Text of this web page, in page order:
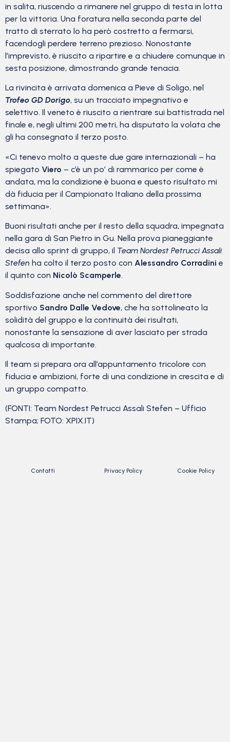
in salita, riuscendo a rimanere nel gruppo di testa in lotta
per la vittoria. Una foratura nella seconda parte del
tratto di sterrato lo ha però costretto a fermarsi,
facendogli perdere terreno prezioso. Nonostante
l’imprevisto, è riuscito a ripartire e a chiudere comunque in
sesta posizione, dimostrando grande tenacia.
La rivincita è arrivata domenica a Pieve di Soligo, nel
Trofeo GD Dorigo, su un tracciato impegnativo e
selettivo. Il veneto è riuscito a rientrare sui battistrada nel
finale e, negli ultimi 200 metri, ha disputato la volata che
gli ha consegnato il terzo posto.
«Ci tenevo molto a queste due gare internazionali – ha
spiegato Viero – c’è un po’ di rammarico per come è
andata, ma la condizione è buona e questo risultato mi
dà fiducia per il Campionato Italiano della prossima
settimana».
Buoni risultati anche per il resto della squadra, impegnata
nella gara di San Pietro in Gu. Nella prova pianeggiante
decisa allo sprint di gruppo, il Team Nordest Petrucci Assali
Stefen ha colto il terzo posto con Alessandro Corradini e
il quinto con Nicolò Scamperle.
Soddisfazione anche nel commento del direttore
sportivo Sandro Dalle Vedove, che ha sottolineato la
solidità del gruppo e la continuità dei risultati,
nonostante la sensazione di aver lasciato per strada
qualcosa di importante.
Il team si prepara ora all’appuntamento tricolore con
fiducia e ambizioni, forte di una condizione in crescita e di
un gruppo compatto.
(FONTI: Team Nordest Petrucci Assali Stefen – Ufficio
Stampa; FOTO: XPIX.IT)
Contatti Privacy Policy Cookie Policy